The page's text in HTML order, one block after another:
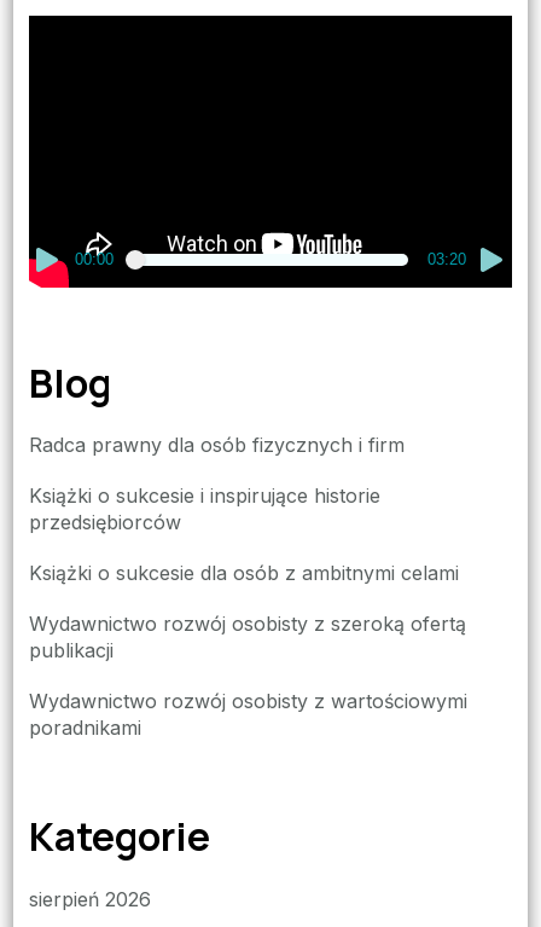
00:00 03:20
Blog
Radca prawny dla osób fizycznych i firm
Książki o sukcesie i inspirujące historie
przedsiębiorców
Książki o sukcesie dla osób z ambitnymi celami
Wydawnictwo rozwój osobisty z szeroką ofertą
publikacji
Wydawnictwo rozwój osobisty z wartościowymi
poradnikami
Kategorie
sierpień 2026